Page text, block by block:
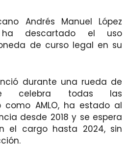
Andrés Manuel López
ha descartado el uso
de curso legal en su
durante una rueda de
celebra todas las
como AMLO, ha estado al
desde 2018 y se espera
el cargo hasta 2024, sin